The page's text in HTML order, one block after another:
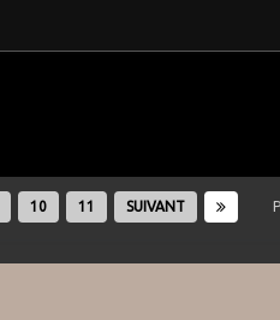
10 11 SUIVANT